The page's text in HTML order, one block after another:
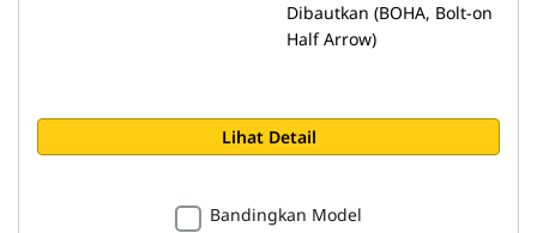
Dibautkan (BOHA, Bolt-on
Half Arrow)
Lihat Detail
Bandingkan Model